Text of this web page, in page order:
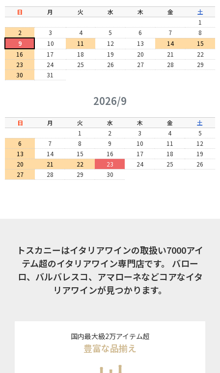
日 月 火 水 木 金
土
1
2
3 4 5 6 7
8
9
10 11 12 13 14
15
16
17 18 19 20 21
22
23
24 25 26 27 28
29
30
31
2026/9
日 月 火 水 木 金
土
1
2 3 4
5
6
7 8 9 10 11
12
13
14 15 16 17 18
19
20
21 22 23 24 25
26
27
28 29 30
トスカニーはイタリアワインの取扱い7000アイ
テム超のイタリアワイン専門店です。
バロー
ロ、バルバレスコ、アマローネなどコアなイタ
リアワインが見つかります。
国内最大級2万アイテム超
豊富な品揃え